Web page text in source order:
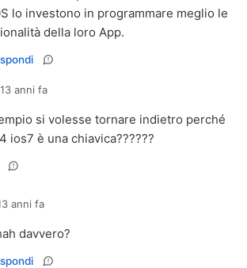
lo investono in programmare meglio le
della loro App.
13 anni fa
si volesse tornare indietro perché
ios7 è una chiavica??????
anni fa
davvero?